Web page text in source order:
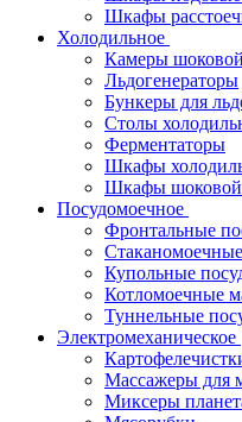
Шкафы
Холодильное
Камеры
Льдогенераторы
Бункеры для
Столы
Ферментаторы
Шкафы
Шкафы шоковой
Посудомоечное
Фронтальные
Купольные
Котломоечные
Туннельные
Электромеханическое
Массажеры для
Миксеры